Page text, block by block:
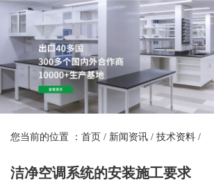
您当前的位置 ： 首页 / 新闻资讯 / 技术资料 /
洁净空调系统的安装施工要求